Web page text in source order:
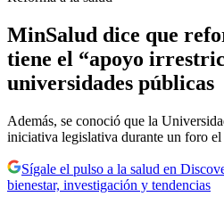
MinSalud dice que
tiene el “apoyo
universidades públicas
Además, se conoció que la
iniciativa legislativa durante un foro
Sígale el pulso a la salud en
bienestar, investigación y tendencias